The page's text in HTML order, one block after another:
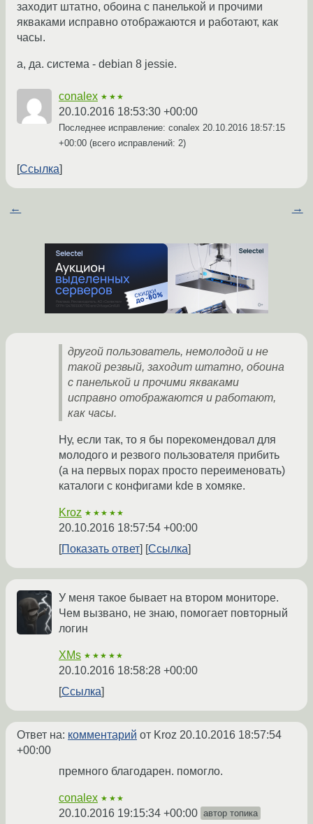
заходит штатно, обоина с панелькой и прочими
якваками исправно отображаются и работают, как
часы.
а, да. система - debian 8 jessie.
conalex ★★★
20.10.2016 18:53:30 +00:00
Последнее исправление: conalex 20.10.2016 18:57:15
+00:00 (всего исправлений: 2)
Ссылка
← →
другой пользователь, немолодой и не
такой резвый, заходит штатно, обоина
с панелькой и прочими якваками
исправно отображаются и работают,
как часы.
Ну, если так, то я бы порекомендовал для
молодого и резвого пользователя прибить
(а на первых порах просто переименовать)
каталоги с конфигами kde в хомяке.
Kroz ★★★★★
20.10.2016 18:57:54 +00:00
Показать ответ
Ссылка
У меня такое бывает на втором мониторе.
Чем вызвано, не знаю, помогает повторный
логин
XMs ★★★★★
20.10.2016 18:58:28 +00:00
Ссылка
Ответ на: комментарий от Kroz 20.10.2016 18:57:54
+00:00
премного благодарен. помогло.
conalex ★★★
20.10.2016 19:15:34 +00:00 автор топика